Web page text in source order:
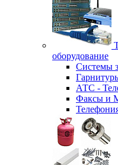
оборудование
Системы
АТС -
Факсы и